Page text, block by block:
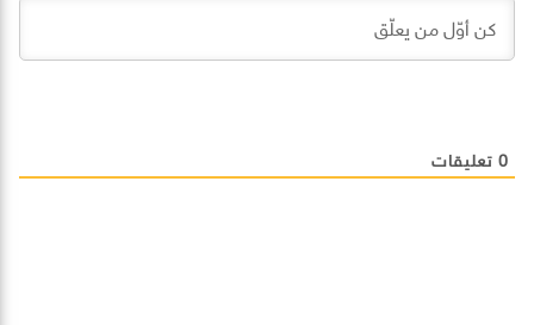
0 تعليقات